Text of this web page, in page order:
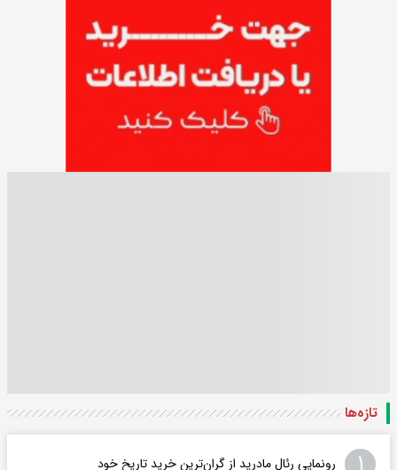
تازه‌ها
رونمایی رئال مادرید از گران‌ترین خرید تاریخ خود